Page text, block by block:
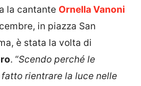
la cantante Ornella Vanoni
in piazza San
è stata la volta di
. “Scendo perché le
rientrare la luce nelle